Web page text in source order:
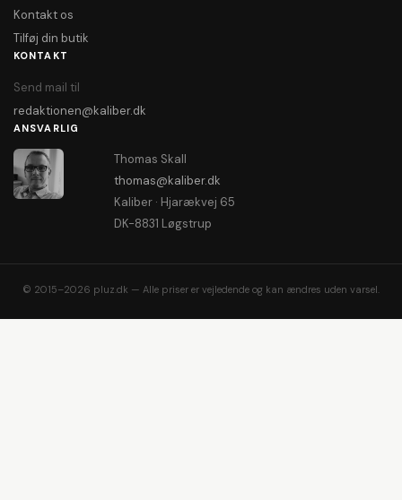
Kontakt os
Tilføj din butik
KONTAKT
Send mail til
redaktionen@kaliber.dk
ANSVARLIG
Thomas Skall
thomas@kaliber.dk
Kaliber · Hjarækvej 65
DK-8831 Løgstrup
© 2015–2026 pluz.dk — Alle priser er vejledende og kan ændres uden varsel.